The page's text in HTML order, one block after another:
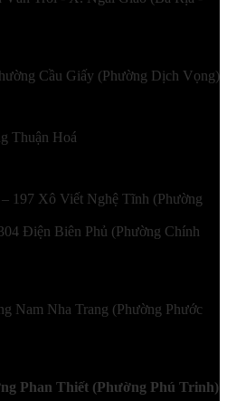
Cầu Giấy (Phường Dịch Vọng)
Thuận Hoá
– 197 Xô Viết Nghệ Tĩnh (Phường
Điện Biên Phủ (Phường Chính
Nam Nha Trang (Phường Phước
Phan Thiết (Phường Phú Trinh)